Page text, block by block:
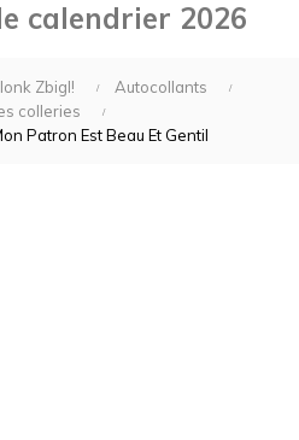
calendrier 2026
Zbigl!
Autocollants
colleries
Patron Est Beau Et Gentil